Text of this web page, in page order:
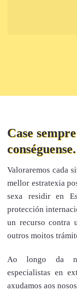
Case
conséguense.
Valoraremos cada
mellor estratexia
sexa residir en
protección
un recurso contra
outros moitos
Ao longo da
especialistas en
axudamos aos